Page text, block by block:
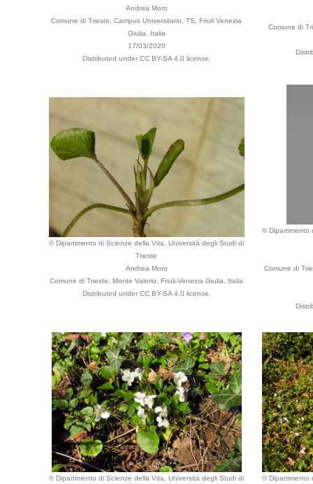
Andrea Moro
Comune di Trieste, Campus Universitario, TS, Friuli Venezia
Giulia, Italia
17/03/2020
Distributed under CC BY-SA 4.0 license.
Comune di
© Dipartimento di Scienze della Vita, Università degli Studi di
Trieste
Andrea Moro
Comune di Trieste, Monte Valerio, Friuli-Venezia Giulia, Italia
Distributed under CC BY-SA 4.0 license.
© Dipartimento
Comune di
© Dipartimento di Scienze della Vita, Università degli Studi di
© Dipartimento